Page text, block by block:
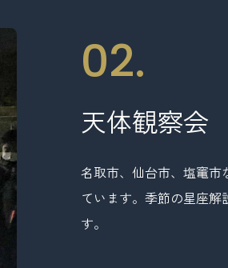
02.
天体観察会
名取市、仙台市、塩竃
ています。季節の星座
す。